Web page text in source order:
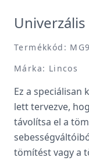
Termékkód:
Márka: Lincos
Ez a
lett tervezve,
távolítsa el a
tömítést vagy a